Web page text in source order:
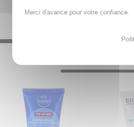
Merci d'avance pour votre confiance.